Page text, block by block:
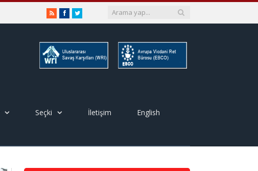
RSSFacebookTwitter
Seçki İletişim English